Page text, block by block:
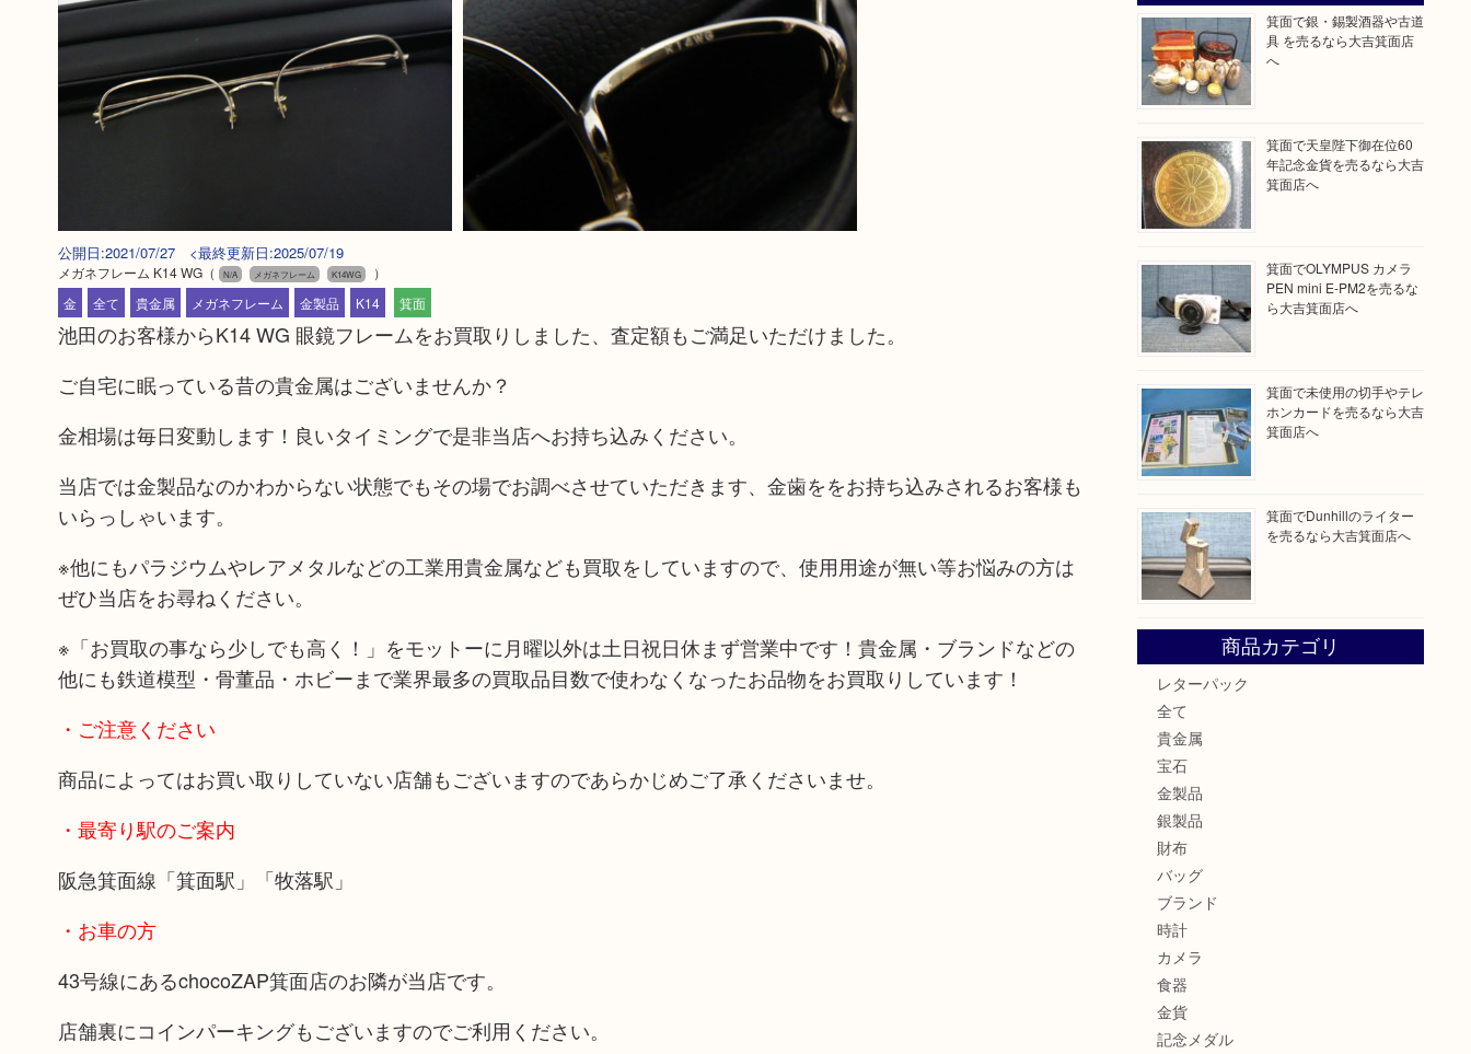
公開日:2021/07/27 <最終更新日:2025/07/19
メガネフレーム K14 WG（ N/A メガネフレーム K14WG
）
金
全て 貴金属 メガネフレーム 金製品 K14 箕面
池田のお客様からK14 WG 眼鏡フレームをお買取りしました、査定額もご満足いただけました。
ご自宅に眠っている昔の貴金属はございませんか？
金相場は毎日変動します！良いタイミングで是非当店へお持ち込みください。
当店では金製品なのかわからない状態でもその場でお調べさせていただきます、金歯ををお持ち込みされるお客様も
いらっしゃいます。
※他にもパラジウムやレアメタルなどの工業用貴金属なども買取をしていますので、使用用途が無い等お悩みの方は
ぜひ当店をお尋ねください。
※「お買取の事なら少しでも高く！」をモットーに月曜以外は土日祝日休まず営業中です！貴金属・ブランドなどの
他にも鉄道模型・骨董品・ホビーまで業界最多の買取品目数で使わなくなったお品物をお買取りしています！
・ご注意ください
商品によってはお買い取りしていない店舗もございますのであらかじめご了承くださいませ。
・最寄り駅のご案内
阪急箕面線「箕面駅」「牧落駅」
・お車の方
43号線にあるchocoZAP箕面店のお隣が当店です。
店舗裏にコインパーキングもございますのでご利用ください。
箕面で銀・錫製酒器や古道
具 を売るなら大吉箕面店
へ
箕面で天皇陛下御在位60
年記念金貨を売るなら大吉
箕面店へ
箕面でOLYMPUS カメラ
PEN mini E-PM2を売るな
ら大吉箕面店へ
箕面で未使用の切手やテレ
ホンカードを売るなら大吉
箕面店へ
箕面でDunhillのライター
を売るなら大吉箕面店へ
商品カテゴリ
レターパック
全て
貴金属
宝石
金製品
銀製品
財布
バッグ
ブランド
時計
カメラ
食器
金貨
記念メダル